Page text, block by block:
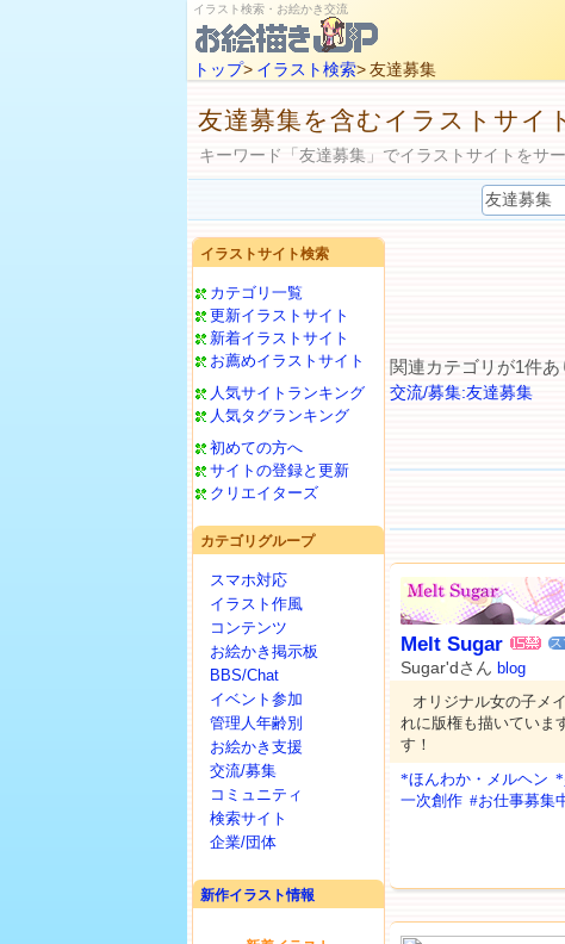
イラスト検索・お絵かき交流
トップ> イラスト検索> 友達募集
友達募集を含むイラストサイ
キーワード「友達募集」でイラストサイトをサ
イラストサイト検索
カテゴリ一覧
更新イラストサイト
新着イラストサイト
お薦めイラストサイト
人気サイトランキング
人気タグランキング
初めての方へ
サイトの登録と更新
クリエイターズ
カテゴリグループ
スマホ対応
イラスト作風
コンテンツ
お絵かき掲示板
BBS/Chat
イベント参加
管理人年齢別
お絵かき支援
交流/募集
コミュニティ
検索サイト
企業/団体
新作イラスト情報
関連カテゴリが1件あ
交流/募集:友達募集
Melt Sugar ス
Sugar'dさん blog
オリジナル女の子メ
れに版権も描いていま
す！
*ほんわか・メルヘン *
一次創作 #お仕事募集